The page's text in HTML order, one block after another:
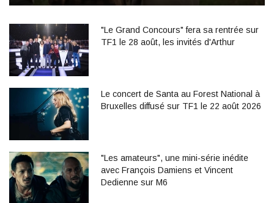
"Le Grand Concours" fera sa rentrée sur
TF1 le 28 août, les invités d'Arthur
Le concert de Santa au Forest National à
Bruxelles diffusé sur TF1 le 22 août 2026
"Les amateurs", une mini-série inédite
avec François Damiens et Vincent
Dedienne sur M6